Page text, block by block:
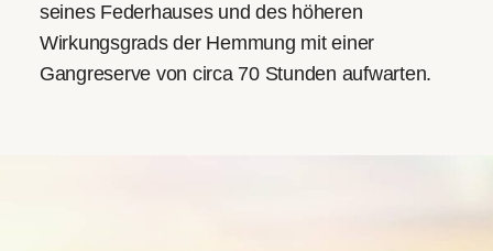
seines Federhauses und des höheren
Wirkungsgrads der Hemmung mit einer
Gangreserve von circa 70 Stunden aufwarten.